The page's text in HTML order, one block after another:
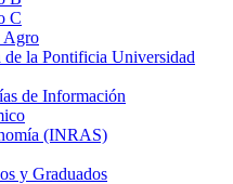
C
Agro
la Pontificia Universidad
de Información
(INRAS)
y Graduados